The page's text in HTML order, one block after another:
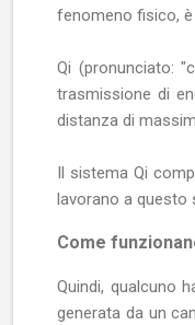
fenomeno fisico,
Qi (pronunciato:
trasmissione di
distanza di
Il sistema Qi
lavorano a questo
Come
Quindi, qualcuno
generata da un